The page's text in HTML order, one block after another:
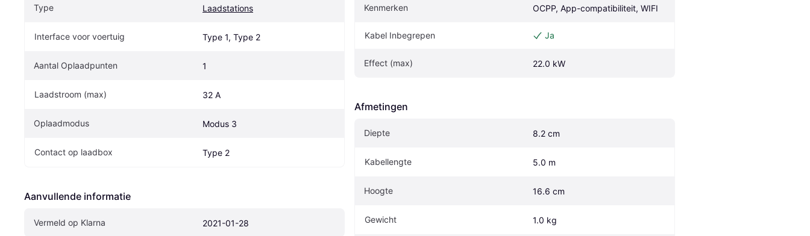
Type Laadstations
Interface voor voertuig Type 1, Type 2
Aantal Oplaadpunten 1
Laadstroom (max) 32 A
Oplaadmodus Modus 3
Contact op laadbox Type 2
Aanvullende informatie
Vermeld op Klarna 2021-01-28
Kenmerken OCPP, App-compatibiliteit, WIFI
Kabel Inbegrepen Ja
Effect (max) 22.0 kW
Afmetingen
Diepte 8.2 cm
Kabellengte 5.0 m
Hoogte 16.6 cm
Gewicht 1.0 kg